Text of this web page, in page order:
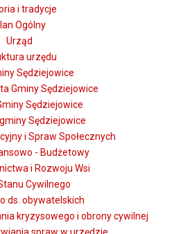
i tradycje
Ogólny
Urząd
urzędu
Sędziejowice
Gminy Sędziejowice
Sędziejowice
Sędziejowice
i Spraw Społecznych
- Budżetowy
i Rozwoju Wsi
Cywilnego
ds. obywatelskich
kryzysowego i obrony cywilnej